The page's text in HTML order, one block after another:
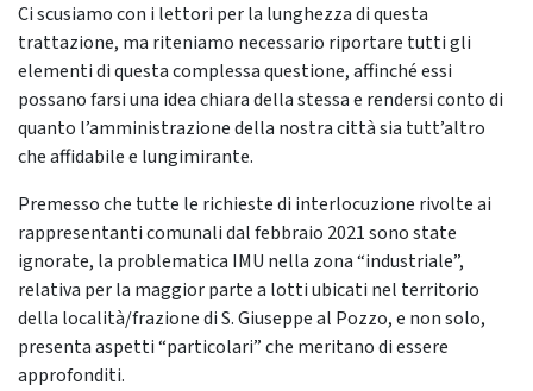
Ci scusiamo con i lettori per la lunghezza di questa
trattazione, ma riteniamo necessario riportare tutti gli
elementi di questa complessa questione, affinché essi
possano farsi una idea chiara della stessa e rendersi conto di
quanto l’amministrazione della nostra città sia tutt’altro
che affidabile e lungimirante.
Premesso che tutte le richieste di interlocuzione rivolte ai
rappresentanti comunali dal febbraio 2021 sono state
ignorate, la problematica IMU nella zona “industriale”,
relativa per la maggior parte a lotti ubicati nel territorio
della località/frazione di S. Giuseppe al Pozzo, e non solo,
presenta aspetti “particolari” che meritano di essere
approfonditi.